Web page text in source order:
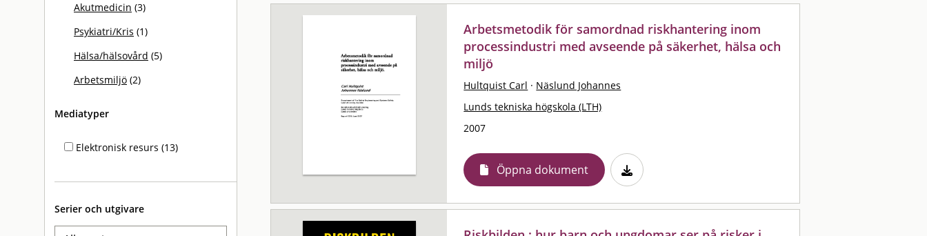
Akutmedicin (3)
Psykiatri/Kris (1)
Hälsa/hälsovård (5)
Arbetsmiljö (2)
Mediatyper
Elektronisk resurs (13)
Serier och utgivare
Arbetsmetodik för samordnad riskhantering inom
processindustri med avseende på säkerhet, hälsa och
miljö
Hultquist Carl · Näslund Johannes
Lunds tekniska högskola (LTH)
2007
Öppna dokument